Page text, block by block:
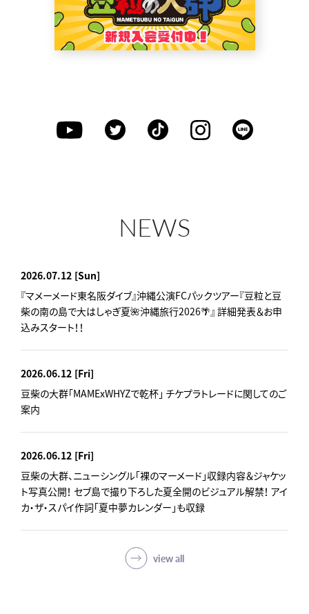
NEWS
view all
2026.07.12 [Sun]
『マメーメード東名阪ダイブ』沖縄公演FCパックツアー『豆粒と豆
柴の南の島で大はしゃぎ夏🌺沖縄旅行2026🌴』 詳細発表＆お申
込みスタート！！
2026.06.12 [Fri]
豆柴の大群「MAMExWHYZで乾杯」 チケプラトレードに関してのご
案内
2026.06.12 [Fri]
豆柴の大群、ニューシングル「裸のマーメード」収録内容＆ジャケッ
ト写真公開！ セブ島で撮り下ろした夏全開のビジュアル解禁！ アイ
カ・ザ・スパイ作詞「夏中夢カレンダー」も収録